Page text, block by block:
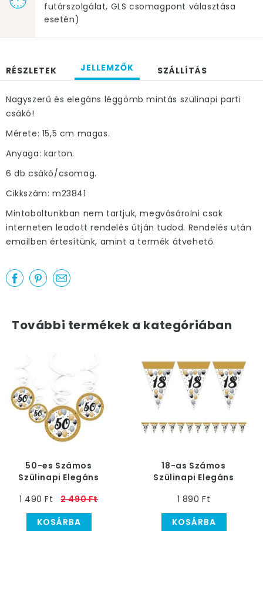
futárszolgálat, GLS csomagpont választása
esetén)
RÉSZLETEK JELLEMZŐK SZÁLLÍTÁS
Nagyszerű és elegáns léggömb mintás szülinapi parti
csákó!
Mérete: 15,5 cm magas.
Anyaga: karton.
6 db csákó/csomag.
Cikkszám: m23841
Mintaboltunkban nem tartjuk, megvásárolni csak
interneten leadott rendelés útján tudod. Rendelés után
emailben értesítünk, amint a termék átvehető.
További termékek a kategóriában
50-es Számos
Szülinapi Elegáns
Függő Dekoráció, 6 db
1 490 Ft
2 490 Ft
KOSÁRBA
18-as Számos
Szülinapi Elegáns
Zászlófüzér - 5 m
1 890 Ft
KOSÁRBA